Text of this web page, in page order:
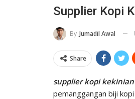
Supplier Kopi
By Jumadil Awal
Share
supplier kopi kekinian
pemanggangan biji